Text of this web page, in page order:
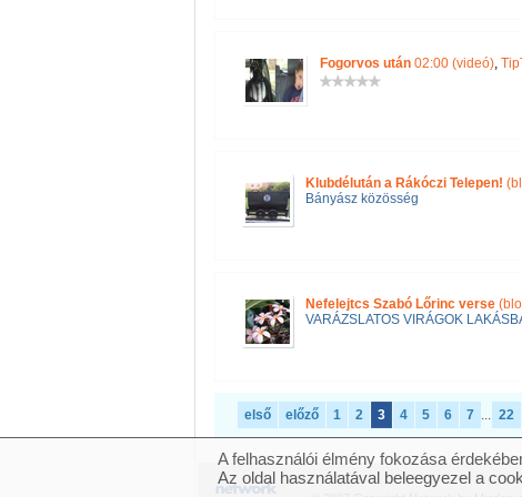
Fogorvos után 02:00 (videó),
Klubdélután a Rákóczi Telepen!
Bányász közösség
Nefelejtcs Szabó Lőrinc verse
VARÁZSLATOS VIRÁGOK
első előző 1 2 3 4 5 6 7 ... 22
A felhasználói élmény fokozása
Az oldal használatával beleegyezel a